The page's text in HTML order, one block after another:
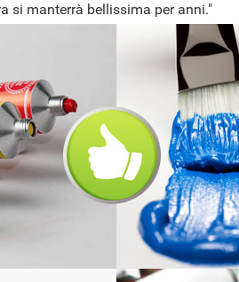
si manterrà bellissima per anni."